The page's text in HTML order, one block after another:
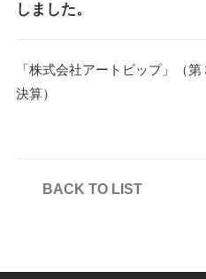
しました。
「株式会社アートビップ」（
決算）
BACK TO LIST